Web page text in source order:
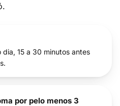
dia, 15 a 30 minutos antes
por pelo menos 3